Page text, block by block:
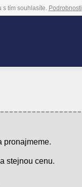
tím souhlasíte. Podrobnosti
pronajmeme.
stejnou cenu.